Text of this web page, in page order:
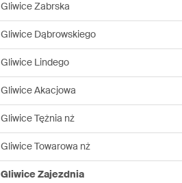
Gliwice Zabrska
Gliwice Dąbrowskiego
Gliwice Lindego
Gliwice Akacjowa
Gliwice Tężnia nż
Gliwice Towarowa nż
Gliwice Zajezdnia